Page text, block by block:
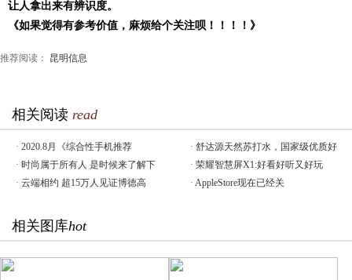
让人拿出来有辨识度。
《如果觉得有参考价值，麻烦给个关注呗！！！！》
推荐阅读： 昆明信息
相关阅读 read
· 2020.8月《综合性手机推荐 · 舒达源天然苏打水，国家级优质好
· 时尚属于所有人 是时候来了解下 · 荣耀智慧屏X1:好看好听又好玩
· 云端相约 超15万人见证博德高 · AppleStore现在已经关
相关图库hot